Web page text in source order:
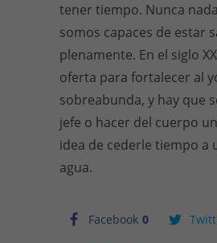
tener tiempo. Nunca
somos capaces de estar
plenamente. En el siglo
oferta para fortalecer al
sobreabunda, y hay que
jefe o hacer del cuerpo
idea de cederle tiempo a
agua.
Facebook 0